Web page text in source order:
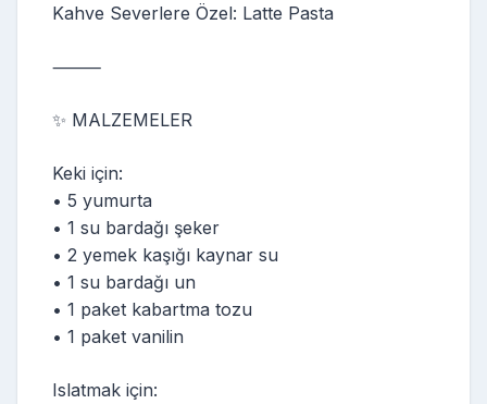
Kahve Severlere Özel: Latte Pasta
⸻
✨ MALZEMELER
Keki için:
• 5 yumurta
• 1 su bardağı şeker
• 2 yemek kaşığı kaynar su
• 1 su bardağı un
• 1 paket kabartma tozu
• 1 paket vanilin
Islatmak için: